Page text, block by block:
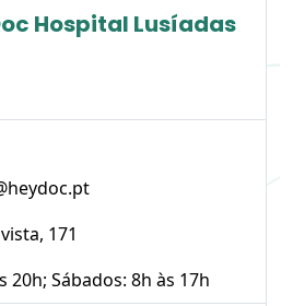
Hospital Lusíadas
171
20h; Sábados: 8h às 17h